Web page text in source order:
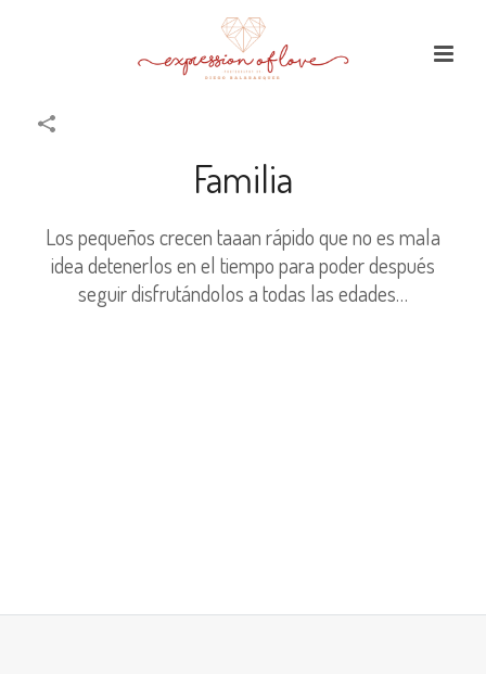
Familia
Los pequeños crecen taaan rápido que no es mala
idea detenerlos en el tiempo para poder después
seguir disfrutándolos a todas las edades…